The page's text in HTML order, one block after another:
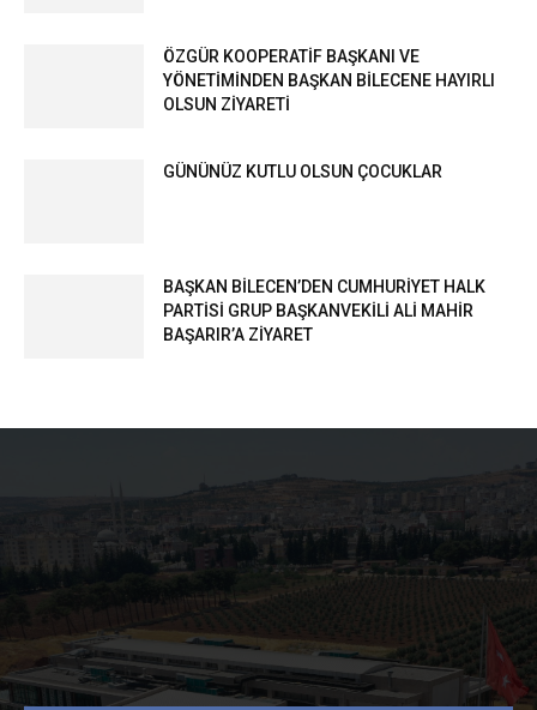
ÖZGÜR KOOPERATİF BAŞKANI VE
YÖNETİMİNDEN BAŞKAN BİLECENE HAYIRLI
OLSUN ZİYARETİ
GÜNÜNÜZ KUTLU OLSUN ÇOCUKLAR
BAŞKAN BİLECEN’DEN CUMHURİYET HALK
PARTİSİ GRUP BAŞKANVEKİLİ ALİ MAHİR
BAŞARIR’A ZİYARET